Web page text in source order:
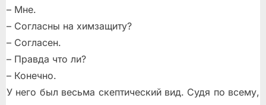
– Мне.
– Согласны на химзащиту?
– Согласен.
– Правда что ли?
– Конечно.
У него был весьма скептический вид. Судя по всему,